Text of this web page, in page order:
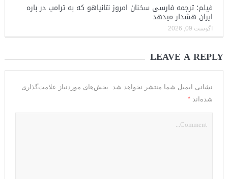
فیلم؛ ترجمه فارسی سخنان امروز نتانیاهو که به ترامپ در باره
ایران هشدار میدهد
آگوست 09, 2026
LEAVE A REPLY
نشانی ایمیل شما منتشر نخواهد شد. بخش‌های موردنیاز علامت‌گذاری
شده‌اند *